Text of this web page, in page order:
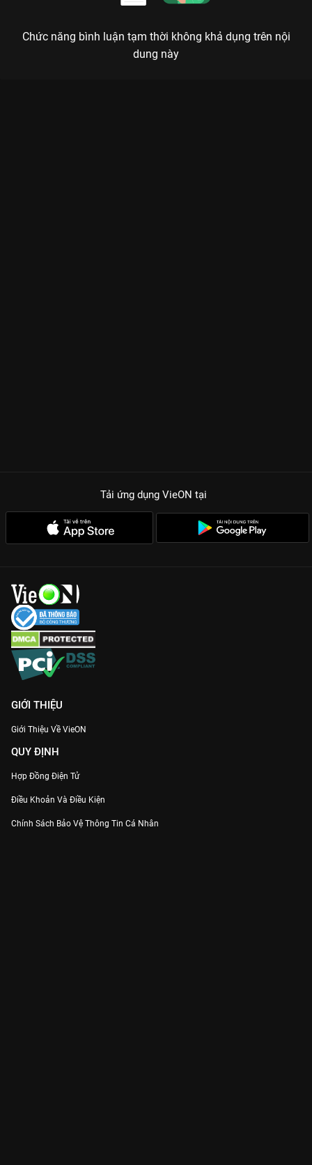
Chức năng bình luận tạm thời không khả dụng trên nội
dung này
Tải ứng dụng VieON tại
GIỚI THIỆU
Giới Thiệu Về VieON
QUY ĐỊNH
Hợp Đồng Điện Tử
Điều Khoản Và Điều Kiện
Chính Sách Bảo Vệ Thông Tin Cá Nhân